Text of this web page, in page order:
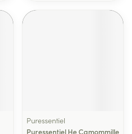
Puressentiel
Puressentiel He Camommille